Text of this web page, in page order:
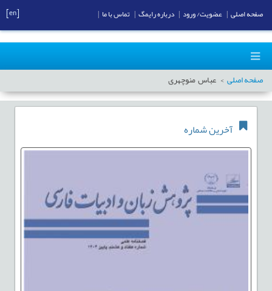
صفحه اصلی عباس منوچهری
آخرین شماره
صفحه اصلی عضویت/ ورود درباره رایمگ تماس با ما